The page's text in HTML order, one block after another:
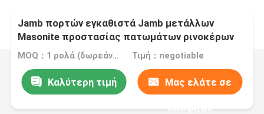
Jamb πορτών εγκαθιστά Jamb μετάλλων
Masonite προστασίας πατωμάτων ρινοκέρων
για την κίνηση της οικοδόμησης
MOQ：1 ρολά (δωρεάν δείγμα μεγέθους A4) Τιμή：negotiable
Καλύτερη τιμή Μας ελάτε σε
επαφή με